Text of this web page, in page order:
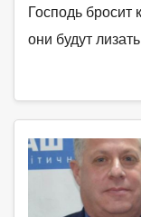
Господь бросит
они будут